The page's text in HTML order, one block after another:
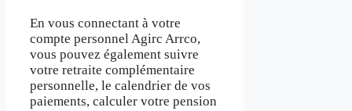
En vous connectant à votre
compte personnel Agirc Arrco,
vous pouvez également suivre
votre retraite complémentaire
personnelle, le calendrier de vos
paiements, calculer votre pension